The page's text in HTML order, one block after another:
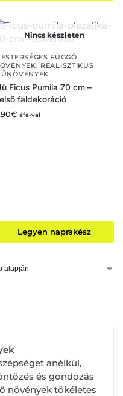
Nincs készleten
FÜGGŐ
, REALISZTIKUS
Ficus Pumila 70 cm –
faldekoráció
€ áfa-val
Legyen naprakész
anélkül,
és gondozás
növények tökéletes